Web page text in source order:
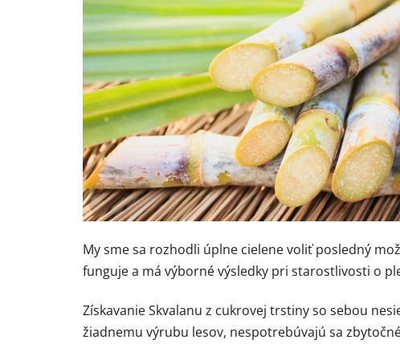
My sme sa rozhodli úplne cielene voliť posledný
funguje a má výborné výsledky pri starostlivosti o
Získavanie Skvalanu z cukrovej trstiny so sebou
žiadnemu výrubu lesov, nespotrebúvajú sa